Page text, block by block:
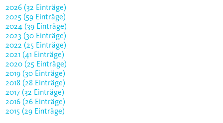
2026 (32 Einträge)
2025 (59 Einträge)
2024 (39 Einträge)
2023 (30 Einträge)
2022 (25 Einträge)
2021 (41 Einträge)
2020 (25 Einträge)
2019 (30 Einträge)
2018 (28 Einträge)
2017 (32 Einträge)
2016 (26 Einträge)
2015 (29 Einträge)